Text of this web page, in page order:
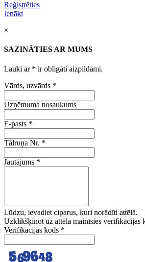
Reģistrēties
Ienākt
×
SAZINĀTIES AR MUMS
Lauki ar * ir obligāti aizpildāmi.
Vārds, uzvārds *
Uzņēmuma nosaukums
E-pasts *
Tālruņa Nr. *
Jautājums *
Lūdzu, ievadiet ciparus, kuri norādīti attēlā.
Uzklikšķinot uz attēla mainīsies verifikācijas
Verifikācijas kods *